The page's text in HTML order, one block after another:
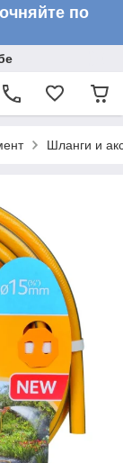
по
Шланги и